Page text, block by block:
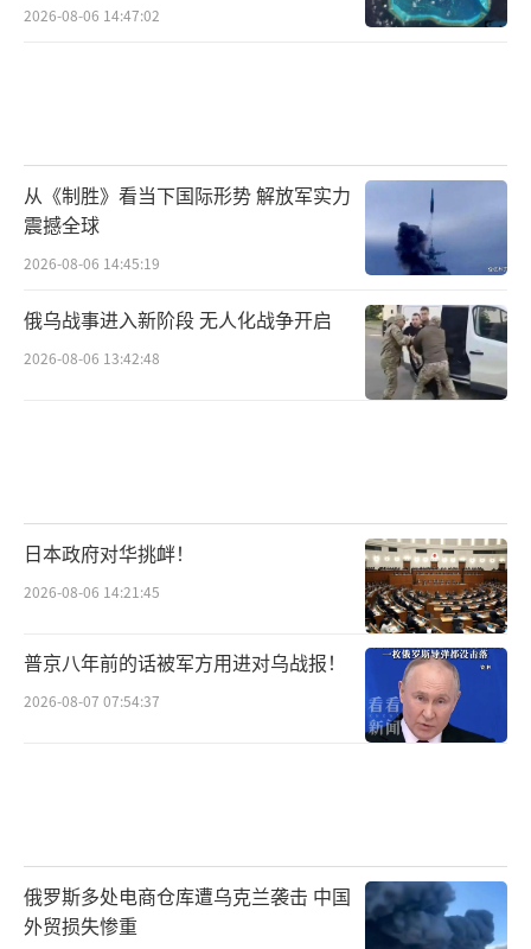
2026-08-06 14:47:02
从《制胜》看当下国际形势 解放军实力
震撼全球
2026-08-06 14:45:19
俄乌战事进入新阶段 无人化战争开启
2026-08-06 13:42:48
日本政府对华挑衅！
2026-08-06 14:21:45
普京八年前的话被军方用进对乌战报！
2026-08-07 07:54:37
俄罗斯多处电商仓库遭乌克兰袭击 中国
外贸损失惨重